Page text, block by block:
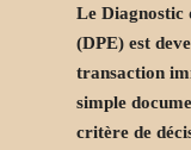
Le Diagnostic
(DPE) est
transaction
simple
critère de